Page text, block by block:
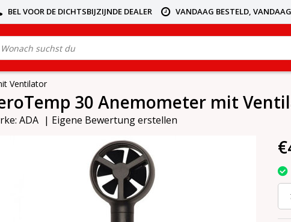
BEL VOOR DE DICHTSBIJZIJNDE DEALER VANDAAG BESTELD,
Ventilator
30 Anemometer mit
ADA | Eigene Bewertung erstellen